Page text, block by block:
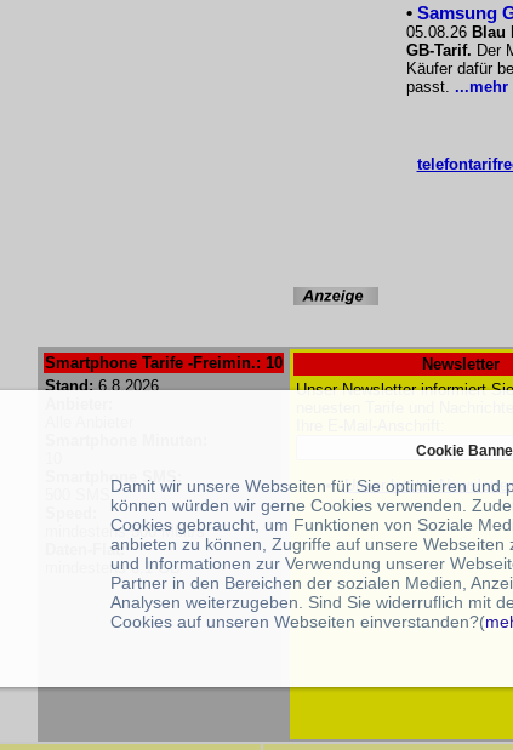
• Samsung
05.08.26 Blau
GB-Tarif. Der
Käufer dafür
passt. ...mehr
Smartphone Tarife -Freimin.: 10
Stand:6.8.2026
Smartphone SMS:
mindestens 500 Mbit/s
Daten-Flat:
mindestens 0.1 GB
Newsletter
Unser Newsletter informiert
Unser letzter Newsletter
Cookie
Damit wir unsere Webseiten für Sie optimieren und
können würden wir gerne Cookies verwenden.
Cookies gebraucht, um Funktionen von Soziale
anbieten zu können, Zugriffe auf unsere Webseiten
und Informationen zur Verwendung unserer
Partner in den Bereichen der sozialen Medien,
Analysen weiterzugeben. Sind Sie widerruflich mit
Cookies auf unseren Webseiten einverstanden?(